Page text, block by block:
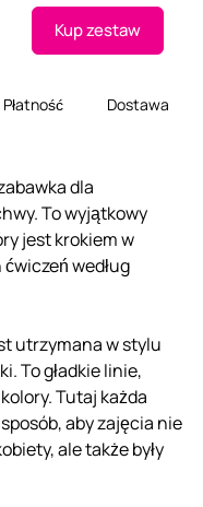
Kup zestaw
Płatność Dostawa
dla
To wyjątkowy
jest krokiem w
według
utrzymana w stylu
To gładkie linie,
Tutaj każda
aby zajęcia nie
ale także były